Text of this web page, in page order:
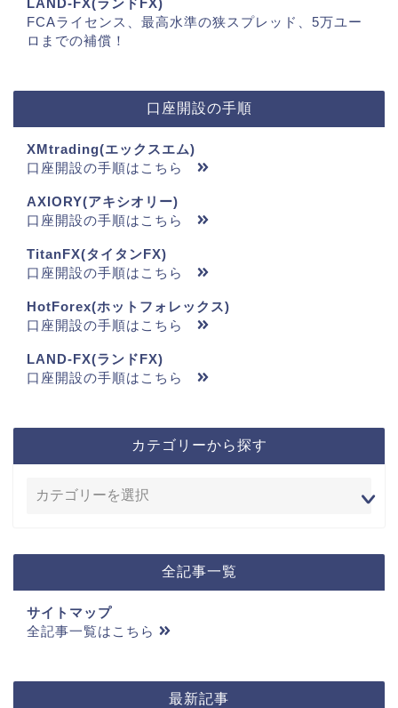
FCAライセンス、最高水準の狭スプレッド、5万ユー
ロまでの補償！
口座開設の手順
XMtrading(エックスエム)
口座開設の手順はこちら
AXIORY(アキシオリー)
口座開設の手順はこちら
TitanFX(タイタンFX)
口座開設の手順はこちら
HotForex(ホットフォレックス)
口座開設の手順はこちら
LAND-FX(ランドFX)
口座開設の手順はこちら
カテゴリーから探す
全記事一覧
サイトマップ
全記事一覧はこちら
最新記事